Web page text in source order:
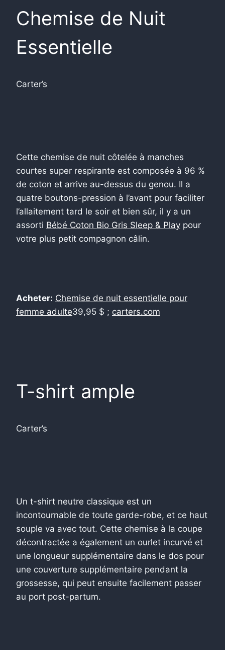
Chemise de Nuit
Essentielle
Carter’s
Cette chemise de nuit côtelée à manches
courtes super respirante est composée à 96 %
de coton et arrive au-dessus du genou. Il a
quatre boutons-pression à l’avant pour faciliter
l’allaitement tard le soir et bien sûr, il y a un
assorti Bébé Coton Bio Gris Sleep & Play pour
votre plus petit compagnon câlin.
Acheter: Chemise de nuit essentielle pour
femme adulte39,95 $ ; carters.com
T-shirt ample
Carter’s
Un t-shirt neutre classique est un
incontournable de toute garde-robe, et ce haut
souple va avec tout. Cette chemise à la coupe
décontractée a également un ourlet incurvé et
une longueur supplémentaire dans le dos pour
une couverture supplémentaire pendant la
grossesse, qui peut ensuite facilement passer
au port post-partum.